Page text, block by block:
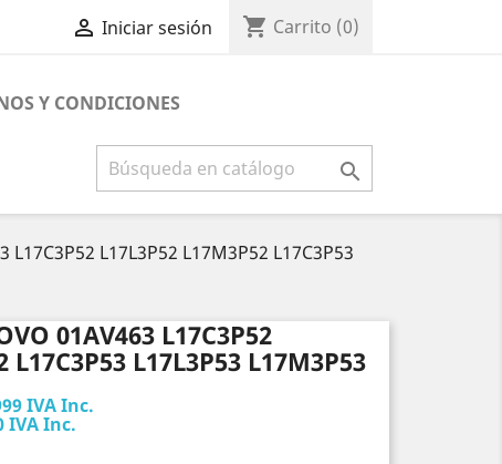
 Iniciar sesión shopping_cart Carrito (0)
Y CONDICIONES

L17L3P52 L17M3P52 L17C3P53
01AV463 L17C3P52
L17C3P53 L17L3P53 L17M3P53
IVA Inc.
IVA Inc.